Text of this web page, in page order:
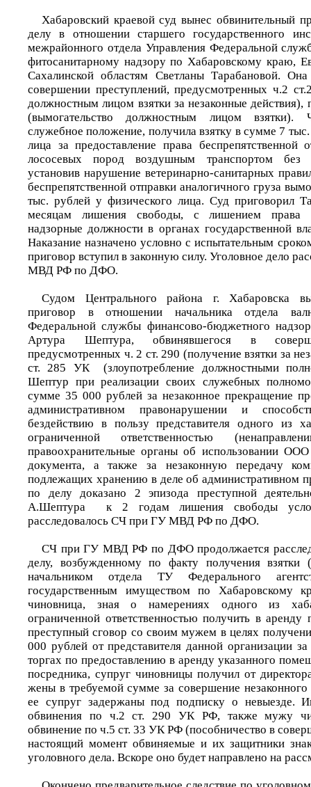
Хабаровский краевой суд вынес обвинительный
делу в отношении старшего государственного
межрайонного отдела Управления Федеральной
фитосанитарному надзору по Хабаровскому краю,
Сахалинской областям Светланы Тарабановой.
совершении преступлений, предусмотренных ч.2
должностным лицом взятки за незаконные
(вымогательство должностным лицом взятки).
служебное положение, получила взятку в сумме 7
лица за предоставление права
лососевых пород воздушным транспортом без
установив нарушение ветеринарно-санитарных
беспрепятственной отправки аналогичного груза
тыс. рублей у физического лица. Суд приговорил
месяцам лишения свободы, с лишением права
надзорные должности в органах государственной
Наказание назначено условно с испытательным
приговор вступил в законную силу. Уголовное дело
МВД РФ по ДФО.
Судом Центрального района г. Хабаровска
приговор в отношении начальника отдела
Федеральной службы финансово-бюджетного
Артура Шептура, обвинявшегося в
предусмотренных ч. 2 ст. 290 (получение взятки за
ст. 285 УК (злоупотребление должностными
Шептур при реализации своих служебных
сумме 35 000 рублей за незаконное прекращение
административном правонарушении и
бездействию в пользу представителя одного из
ограниченной ответственностью
правоохранительные органы об использовании
документа, а также за незаконную передачу
подлежащих хранению в деле об административном
по делу доказано 2 эпизода преступной
А.Шептура к 2 годам лишения свободы
расследовалось СЧ при ГУ МВД РФ по ДФО.
СЧ при ГУ МВД РФ по ДФО продолжается
делу, возбужденному по факту получения
начальником отдела ТУ Федерального
государственным имуществом по Хабаровскому
чиновница, зная о намерениях одного из
ограниченной ответственностью получить в
преступный сговор со своим мужем в целях
000 рублей от представителя данной организации
торгах по предоставлению в аренду указанного
посредника, супруг чиновницы получил от
жены в требуемой сумме за совершение
ее супруг задержаны под подписку о невыезде.
обвинения по ч.2 ст. 290 УК РФ, также мужу
обвинение по ч.5 ст. 33 УК РФ (пособничество в
настоящий момент обвиняемые и их защитники
уголовного дела. Вскоре оно будет направлено на